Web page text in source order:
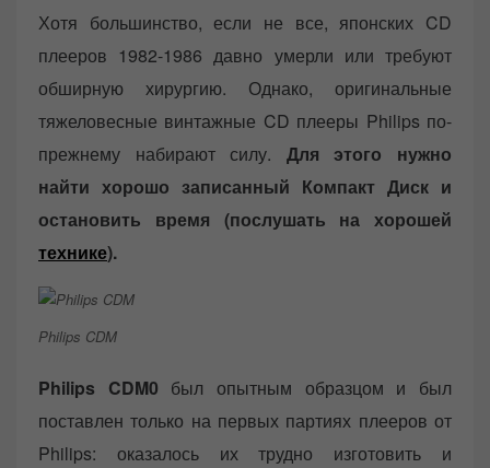
Хотя большинство, если не все, японских CD
плееров 1982-1986 давно умерли или требуют
обширную хирургию. Однако, оригинальные
тяжеловесные винтажные CD плееры Philips по-
прежнему набирают силу. Для этого нужно
найти хорошо записанный Компакт Диск и
остановить время (послушать на хорошей
технике).
Philips CDM
Philips CDM0 был опытным образцом и был
поставлен только на первых партиях плееров от
Philips: оказалось их трудно изготовить и